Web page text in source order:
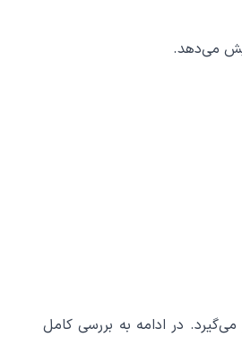
می‌دهد.
می‌گیرد. در ادامه به بررسی کامل